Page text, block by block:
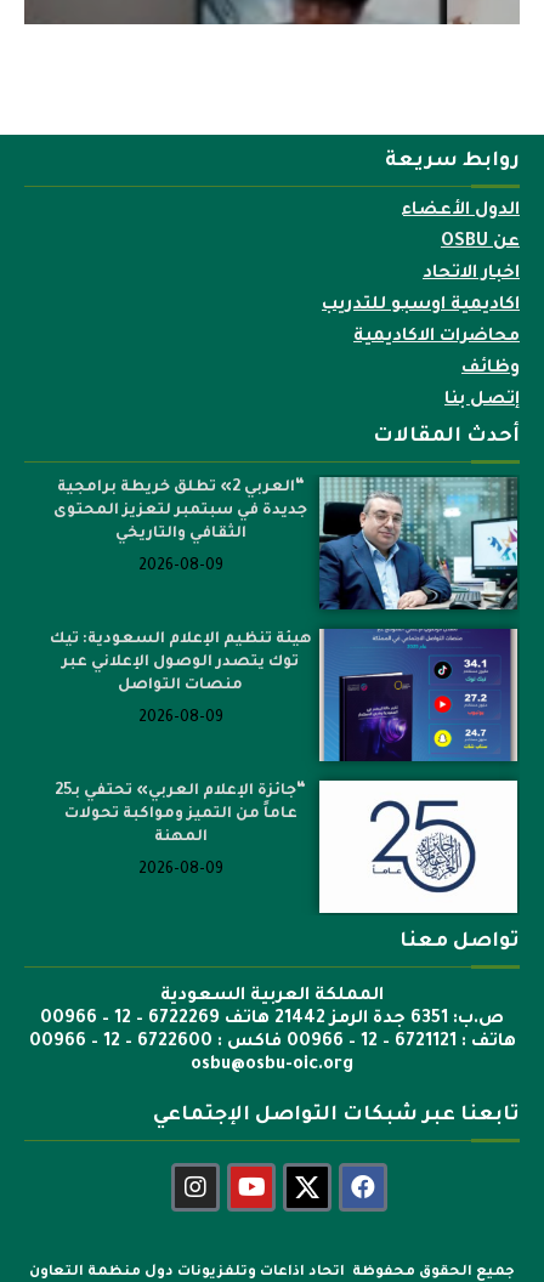
روابط سريعة
الدول الأعضاء
عن OSBU
اخبار الاتحاد
اكاديمية اوسبو للتدريب
محاضرات الاكاديمية
وظائف
إتصل بنا
أحدث المقالات
“العربي 2» تطلق خريطة برامجية
جديدة في سبتمبر لتعزيز المحتوى
الثقافي والتاريخي
2026-08-09
هيئة تنظيم الإعلام السعودية: تيك
توك يتصدر الوصول الإعلاني عبر
منصات التواصل
2026-08-09
“جائزة الإعلام العربي» تحتفي بـ25
عاماً من التميز ومواكبة تحولات
المهنة
2026-08-09
تواصل معنا
المملكة العربية السعودية
ص.ب: 6351 جدة الرمز 21442 هاتف 6722269 – 12 – 00966
هاتف : 6721121 – 12 – 00966 فاكس : 6722600 – 12 – 00966
osbu@osbu-oic.org
تابعنا عبر شبكات التواصل الإجتماعي
جميع الحقوق محفوظة اتحاد اذاعات وتلفزيونات دول منظمة التعاون